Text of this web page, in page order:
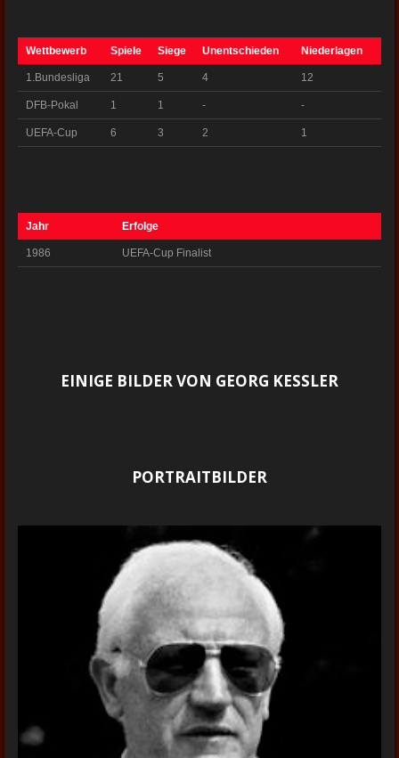
Wettbewerb Spiele Siege Unentschieden Niederlagen
1.Bundesliga 21 5 4 12
DFB-Pokal 1 1 - -
UEFA-Cup 6 3 2 1
Jahr Erfolge
1986 UEFA-Cup Finalist
EINIGE BILDER VON GEORG KESSLER
PORTRAITBILDER